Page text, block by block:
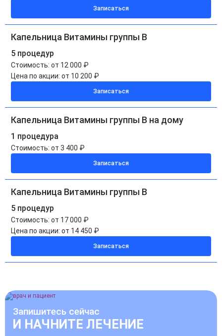
Записаться
Капельница Витамины группы B
5 процедур
Стоимость: от 12 000 ₽
Цена по акции: от 10 200 ₽
Записаться
Капельница Витамины группы B на дому
1 процедура
Стоимость: от 3 400 ₽
Записаться
Капельница Витамины группы B
5 процедур
Стоимость: от 17 000 ₽
Цена по акции: от 14 450 ₽
Записаться
Запишитесь сейчас
И НАЧНИТЕ ЛЕЧЕНИЕ